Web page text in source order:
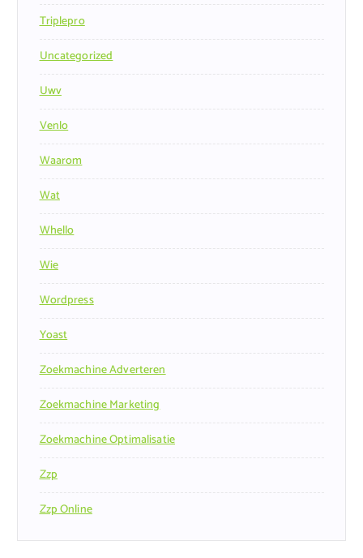
Triplepro
Uncategorized
Uwv
Venlo
Waarom
Wat
Whello
Wie
Wordpress
Yoast
Zoekmachine Adverteren
Zoekmachine Marketing
Zoekmachine Optimalisatie
Zzp
Zzp Online